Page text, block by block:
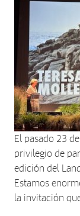
El pasado 23
privilegio de
edición del
Estamos
la invitación